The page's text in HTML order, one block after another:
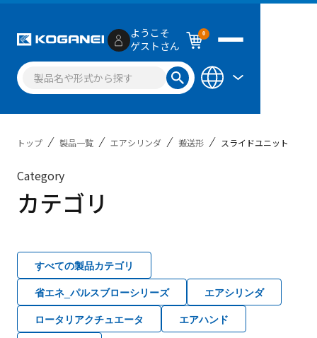
ようこそ
ゲストさん
0
トップ 製品一覧 エアシリンダ 搬送形 スライドユニット
Category
カテゴリ
すべての製品カテゴリ
省エネ_パルスブローシリーズ
エアシリンダ
ロータリアクチュエータ
エアハンド